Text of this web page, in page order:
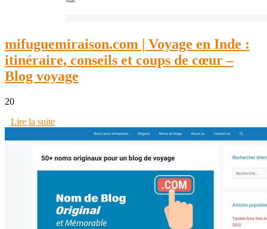
mifuguemiraison.com | Voyage en Inde :
itinéraire, conseils et coups de cœur –
Blog voyage
20
Lire la suite